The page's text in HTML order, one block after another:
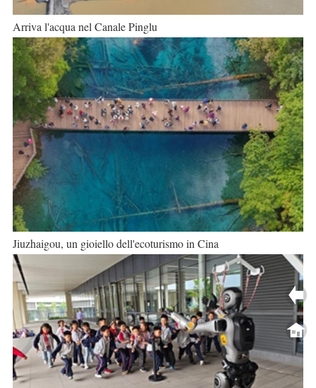
Arriva l'acqua nel Canale Pinglu
Jiuzhaigou, un gioiello dell'ecoturismo in Cina